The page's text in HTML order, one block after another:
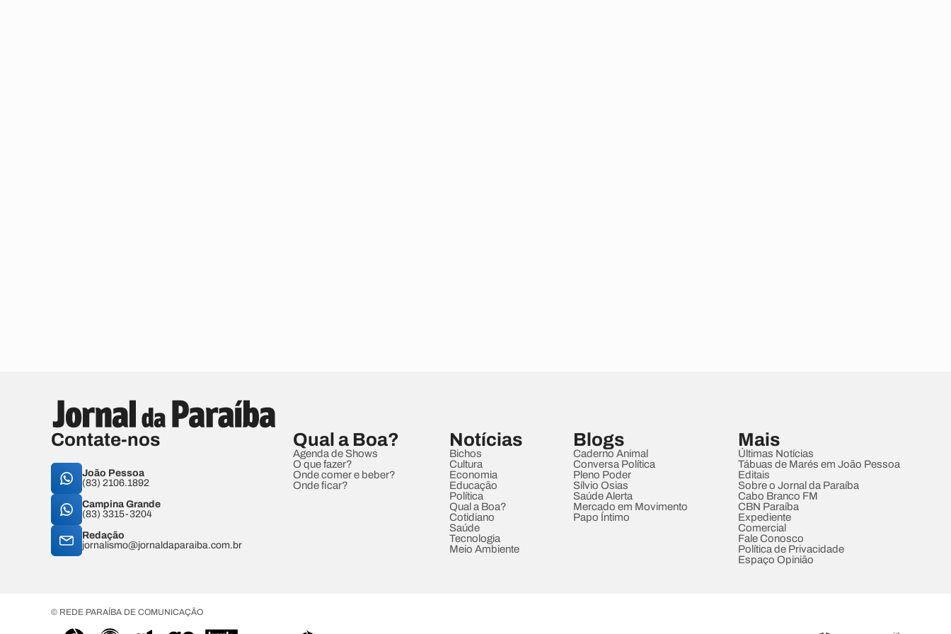
Contate-nos
João Pessoa
(83) 2106.1892
Campina Grande
(83) 3315-3204
Redação
jornalismo@jornaldaparaiba.com.br
Qual a Boa?
Agenda de Shows
O que fazer?
Onde comer e beber?
Onde ficar?
Notícias
Bichos
Cultura
Economia
Educação
Política
Qual a Boa?
Cotidiano
Saúde
Tecnologia
Meio Ambiente
Blogs
Caderno Animal
Conversa Política
Pleno Poder
Sílvio Osias
Saúde Alerta
Mercado em Movimento
Papo Íntimo
Mais
Últimas Notícias
Tábuas de Marés em João Pessoa
Editais
Sobre o Jornal da Paraíba
Cabo Branco FM
CBN Paraíba
Expediente
Comercial
Fale Conosco
Política de Privacidade
Espaço Opinião
© REDE PARAÍBA DE COMUNICAÇÃO